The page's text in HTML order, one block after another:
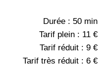
Durée : 50 min
Tarif plein : 11 €
Tarif réduit : 9 €
Tarif très réduit : 6 €